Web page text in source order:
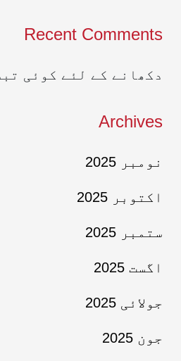
Recent Comments
دکھانے کے لئے کوئی
Archives
نومبر 2025
اکتوبر 2025
ستمبر 2025
اگست 2025
جولائی 2025
جون 2025